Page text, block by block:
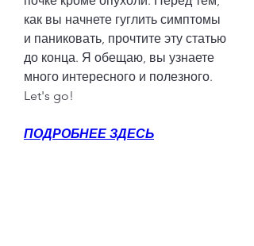
как вы начнете гуглить симптомы
и паниковать, прочтите эту статью
до конца. Я обещаю, вы узнаете
много интересного и полезного.
Let's go!
ПОДРОБНЕЕ ЗДЕСЬ